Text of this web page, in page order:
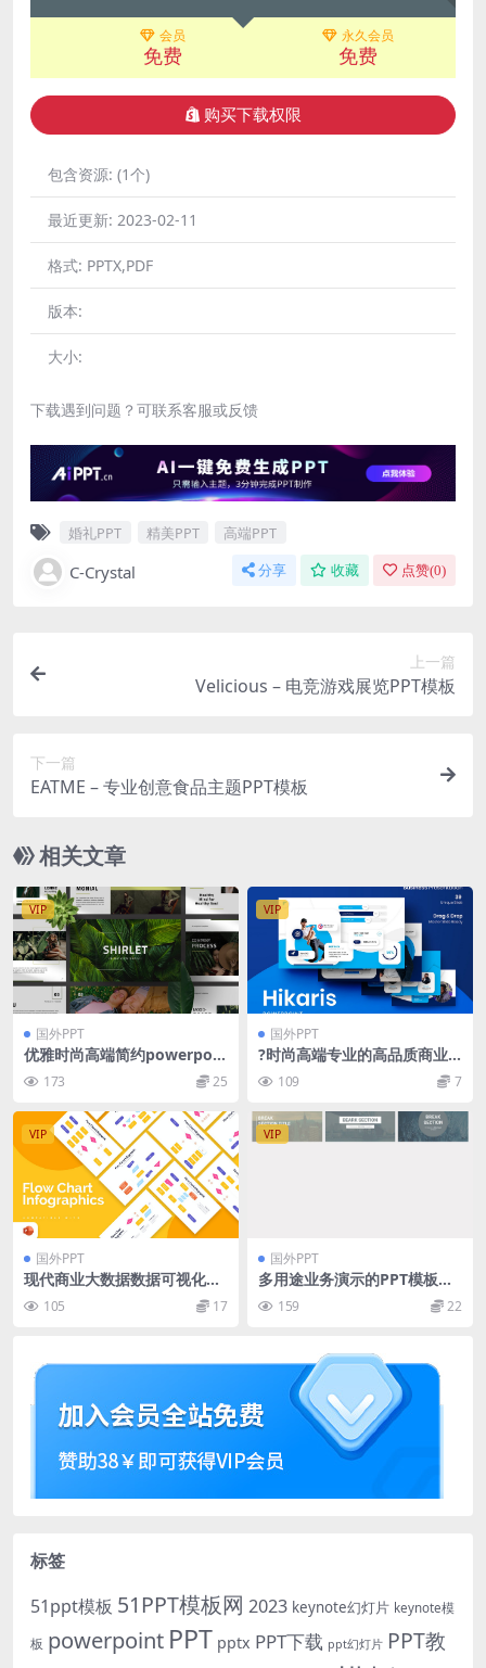
会员
免费
永久会员
免费
购买下载权限
包含资源: (1个)
最近更新: 2023-02-11
格式: PPTX,PDF
版本:
大小:
下载遇到问题？可联系客服或反馈
婚礼PPT 精美PPT 高端PPT
C-Crystal 分享 收藏 点赞(0)
上一篇
Velicious – 电竞游戏展览PPT模板
下一篇
EATME – 专业创意食品主题PPT模板
相关文章
VIP
国外PPT
优雅时尚高端简约powerpoin
t幻灯片演示模板（pptx）
173 25
VIP
国外PPT
?时尚高端专业的高品质商业
商务PowerPoint幻灯片演示
模板（pptx）
109 7
VIP
国外PPT
现代商业大数据数据可视化展
示信息图表PPT模版
105 17
VIP
国外PPT
多用途业务演示的PPT模板下
载 Hilo – Powerpoint Templ
ate [pptx]
159 22
标签
51ppt模板 51PPT模板网 2023 keynote幻灯片 keynote模
板 powerpoint PPT pptx PPT下载 ppt幻灯片 PPT教